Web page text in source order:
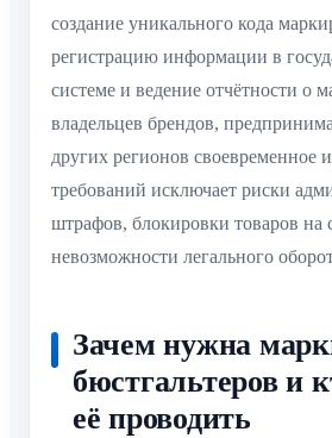
создание уникального кода
регистрацию информации в
системе и ведение отчётности о
владельцев брендов,
других регионов своевременное
требований исключает риски
штрафов, блокировки товаров на
невозможности легального
Зачем нужна
бюстгальтеров и
её проводить